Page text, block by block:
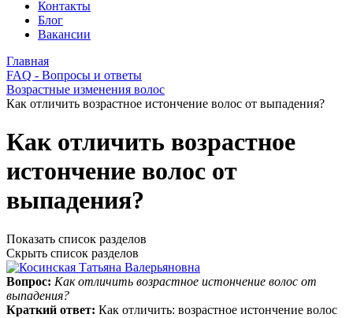
Контакты
Блог
Вакансии
Главная
FAQ - Вопросы и ответы
Возрастные изменения волос
Как отличить возрастное истончение волос от выпадения?
Как отличить возрастное
истончение волос от
выпадения?
Показать список разделов
Скрыть список разделов
Вопрос: Как отличить возрастное истончение волос от
выпадения?
Краткий ответ: Как отличить: возрастное истончение волос